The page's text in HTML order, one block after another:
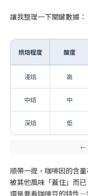
讓我整理一下關鍵數據：
烘焙程度 酸度
淺焙 高
中焙 中
深焙 低
順帶一提，咖啡因的含
被其他風味「蓋住」而
還是要看咖啡豆的特性